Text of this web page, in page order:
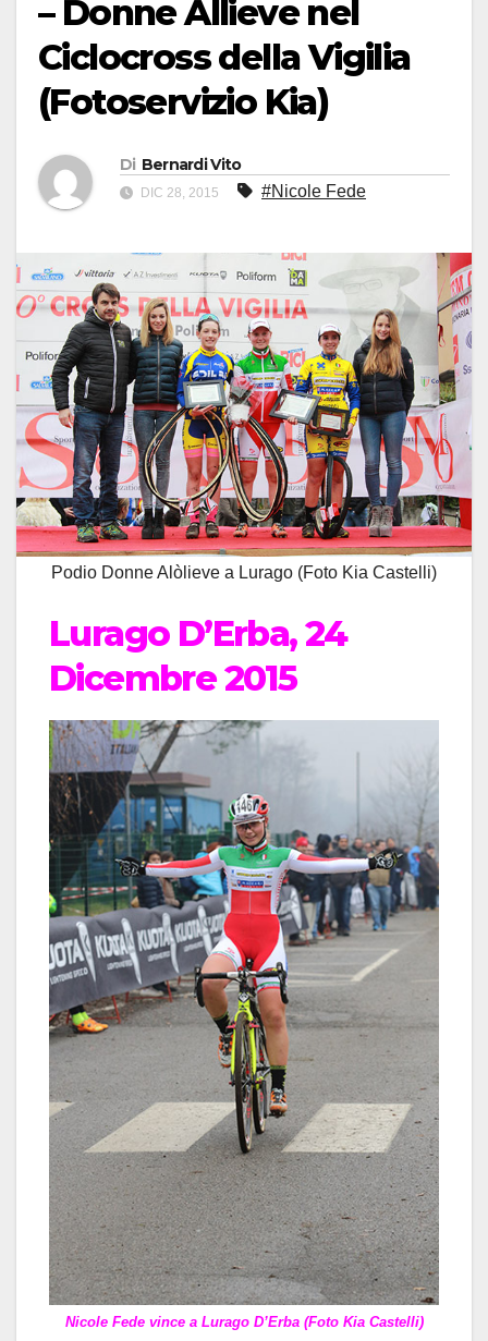
– Donne Allieve nel
Ciclocross della Vigilia
(Fotoservizio Kia)
Di Bernardi Vito
DIC 28, 2015 #Nicole Fede
Podio Donne Alòlieve a Lurago (Foto Kia Castelli)
Lurago D’Erba, 24
Dicembre 2015
Nicole Fede vince a Lurago D’Erba (Foto Kia Castelli)